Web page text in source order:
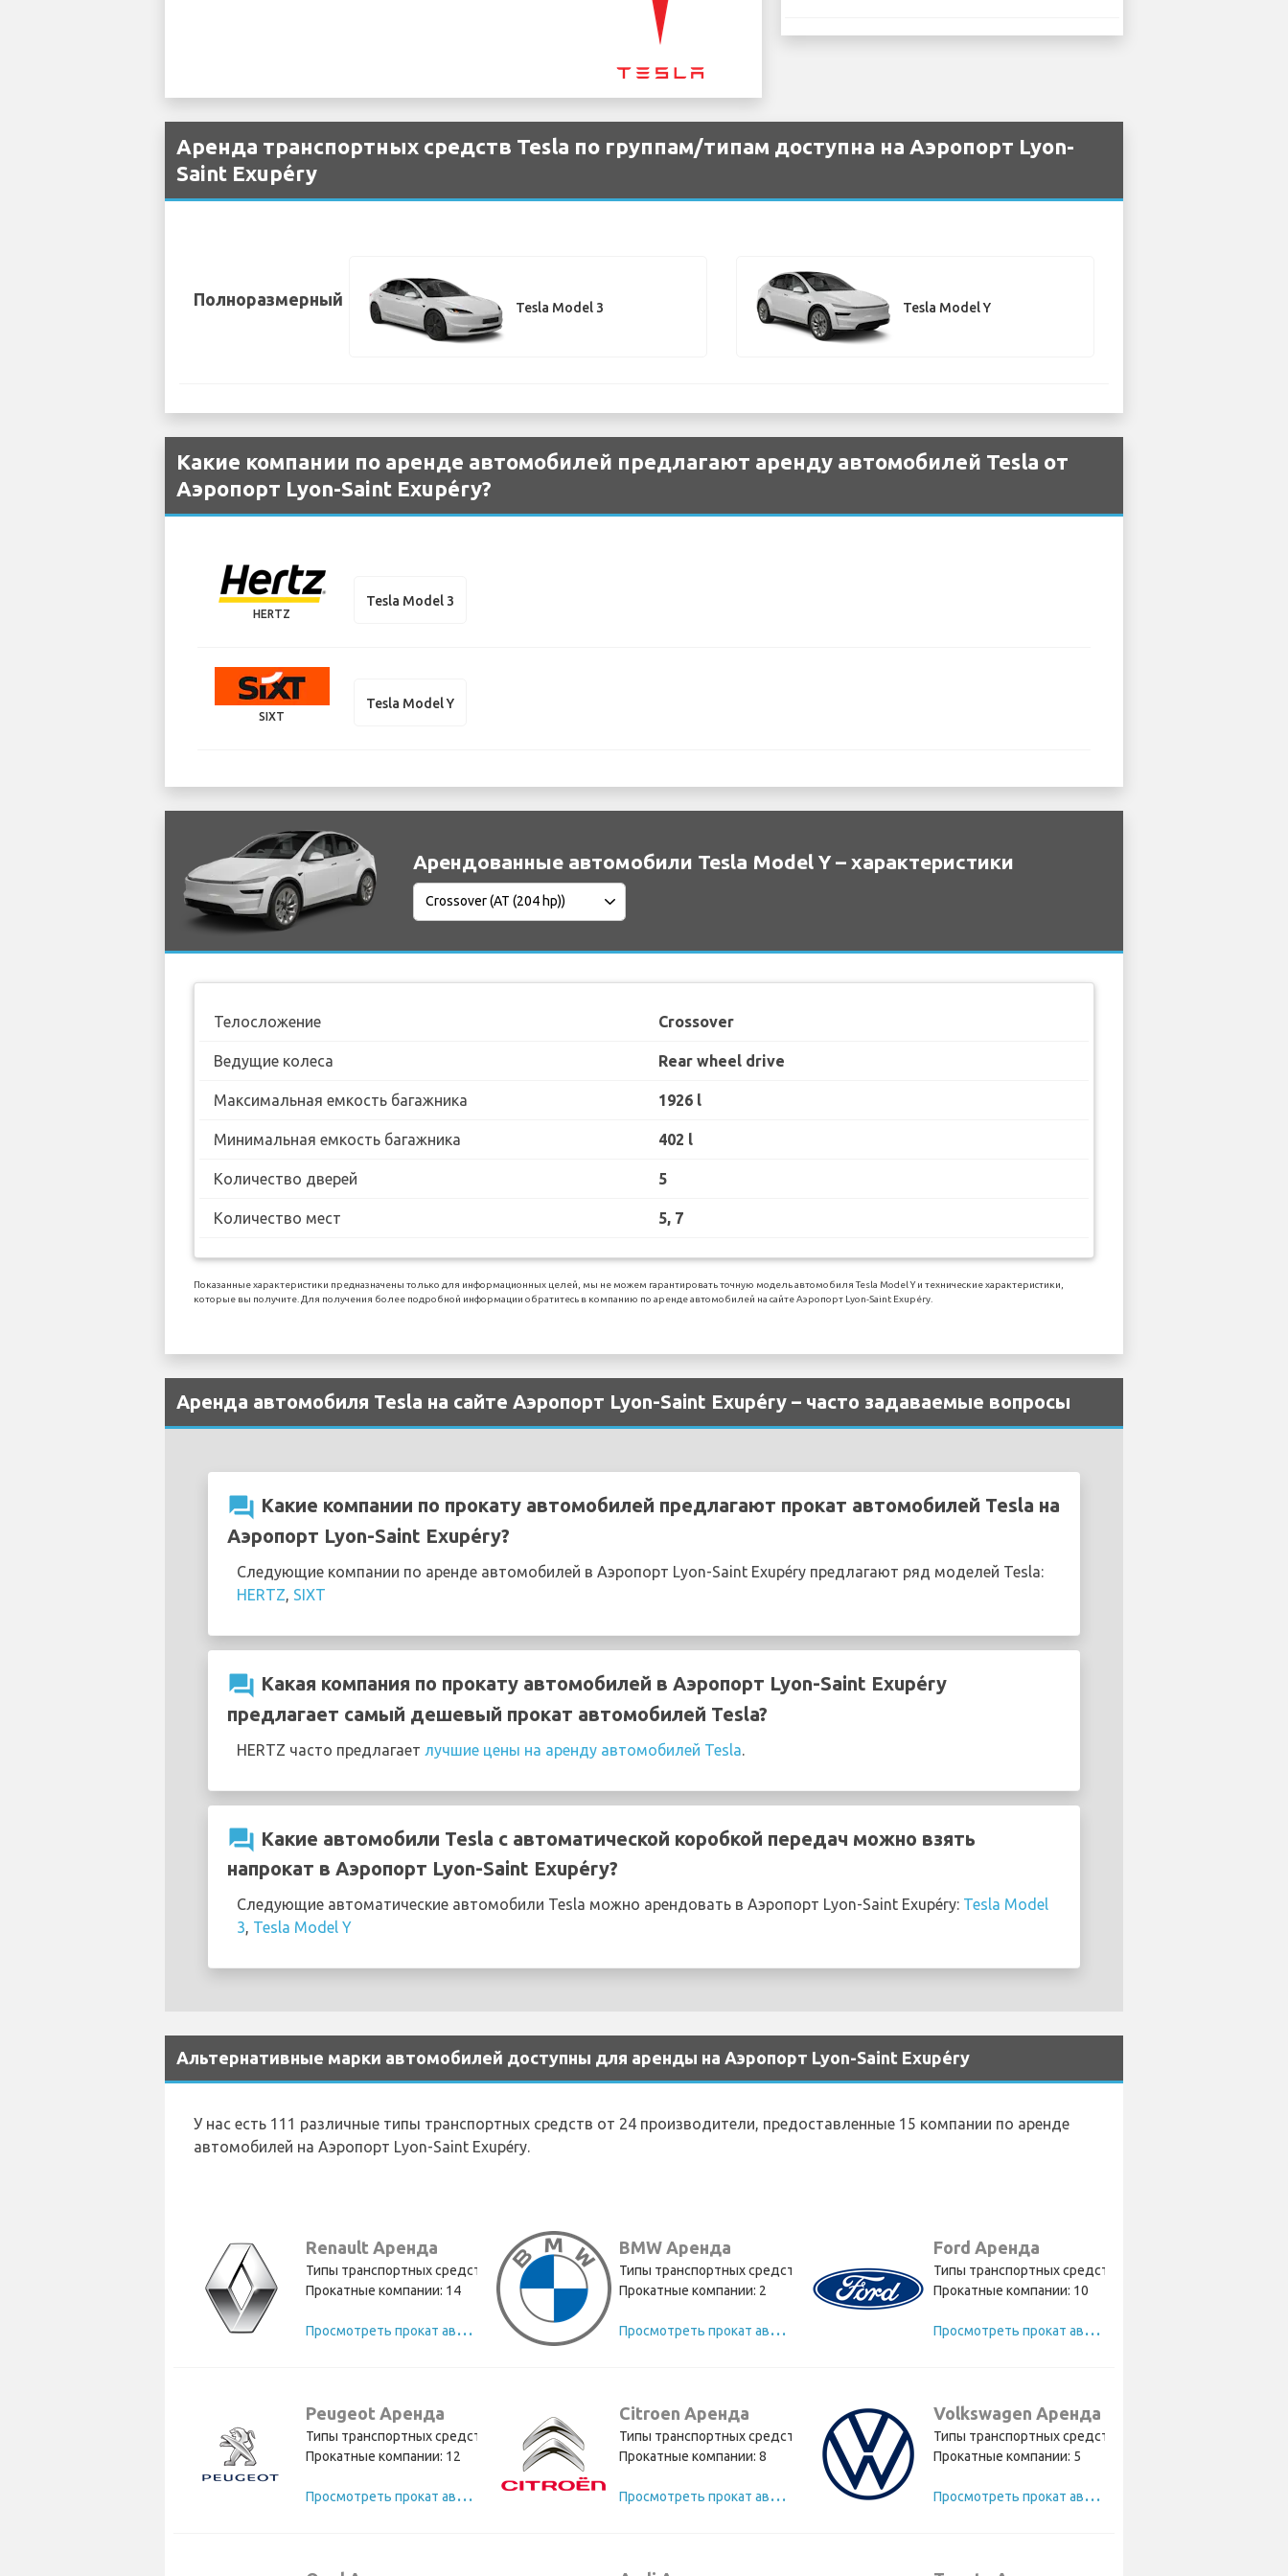
Аренда транспортных средств Tesla по группам/типам доступна на Аэропорт Lyon-
Saint Exupéry
Полноразмерный Tesla Model 3 Tesla Model Y
Какие компании по аренде автомобилей предлагают аренду автомобилей Tesla от
Аэропорт Lyon-Saint Exupéry?
HERTZ
Tesla Model 3
SIXT
Tesla Model Y
Арендованные автомобили Tesla Model Y – характеристики
Телосложение Crossover
Ведущие колеса Rear wheel drive
Максимальная емкость багажника 1926 l
Минимальная емкость багажника 402 l
Количество дверей 5
Количество мест 5, 7
Показанные характеристики предназначены только для информационных целей, мы не можем гарантировать точную модель автомобиля Tesla Model Y и технические характеристики,
которые вы получите. Для получения более подробной информации обратитесь в компанию по аренде автомобилей на сайте Аэропорт Lyon-Saint Exupéry.
Аренда автомобиля Tesla на сайте Аэропорт Lyon-Saint Exupéry – часто задаваемые вопросы
question_answer Какие компании по прокату автомобилей предлагают прокат автомобилей Tesla на
Аэропорт Lyon-Saint Exupéry?
Следующие компании по аренде автомобилей в Аэропорт Lyon-Saint Exupéry предлагают ряд моделей Tesla:
HERTZ, SIXT
question_answer Какая компания по прокату автомобилей в Аэропорт Lyon-Saint Exupéry
предлагает самый дешевый прокат автомобилей Tesla?
HERTZ часто предлагает лучшие цены на аренду автомобилей Tesla
question_answer Какие автомобили Tesla с автоматической коробкой передач можно взять
напрокат в Аэропорт Lyon-Saint Exupéry?
Следующие автоматические автомобили Tesla можно арендовать в Аэропорт Lyon-Saint Exupéry: Tesla Model
3, Tesla Model Y
Альтернативные марки автомобилей доступны для аренды на Аэропорт Lyon-Saint Exupéry
У нас есть 111 различные типы транспортных средств от 24 производители, предоставленные 15 компании по аренде
автомобилей на Аэропорт Lyon-Saint Exupéry.
Renault Аренда
Типы транспортных средств: 11
Прокатные компании: 14
П
росмотреть прокат автомобилей Renault
BMW Аренда
Типы транспортных средств: 11
Прокатные компании: 2
П
росмотреть прокат автомобилей BMW
Ford Аренда
Типы транспортных средств: 11
Прокатные компании: 10
П
росмотреть прокат автомобилей Ford
Peugeot Аренда
Типы транспортных средств: 10
Прокатные компании: 12
П
росмотреть прокат автомобилей Peugeot
Citroen Аренда
Типы транспортных средств: 10
Прокатные компании: 8
П
росмотреть прокат автомобилей Citroen
Volkswagen Аренда
Типы транспортных средств: 9
Прокатные компании: 5
П
росмотреть прокат автомобилей Volkswagen